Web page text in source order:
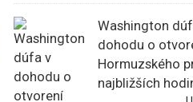
Washington
dohodu o
Hormuzského
najbližších